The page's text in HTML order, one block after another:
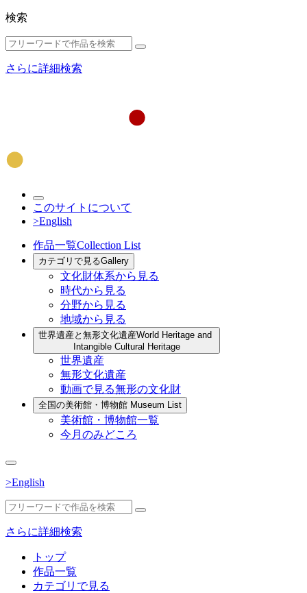
検索
さらに詳細検索
このサイトについて
>English
作品一覧Collection List
カテゴリで見るGallery
文化財体系から見る
時代から見る
分野から見る
地域から見る
世界遺産と無形文化遺産World Heritage and
Intangible Cultural Heritage
世界遺産
無形文化遺産
動画で見る無形の文化財
全国の美術館・博物館 Museum List
美術館・博物館一覧
今月のみどころ
>English
さらに詳細検索
トップ
作品一覧
カテゴリで見る